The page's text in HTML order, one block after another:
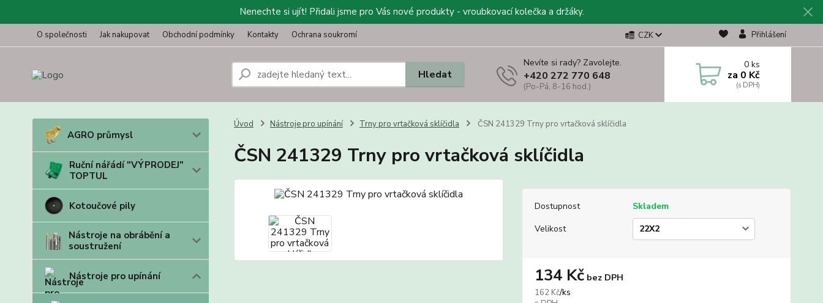
Nenechte si ujít! Přidali jsme pro Vás nové produkty - vroubkovací kolečka a držáky.
O společnosti Jak nakupovat Obchodní podmínky Kontakty Ochrana soukromí CZK Přihlášení
Hledat
Nevíte si rady? Zavolejte.
+420 272 770 648
(Po-Pá, 8-16 hod.)
0ks
za 0 Kč
AGRO průmysl
Ruční nářádí "VÝPRODEJ"
TOPTUL
Kotoučové pily
Nástroje na obrábění a
soustružení
Nástroje pro upínání
Úvod Nástroje pro upínání Trny pro vrtačková sklíčidla ČSN 241329 Trny pro vrtačková sklíčidla
ČSN 241329 Trny pro vrtačková sklíčidla
Dostupnost
Skladem
Velikost
162 Kč/ks
134 Kč bez DPH